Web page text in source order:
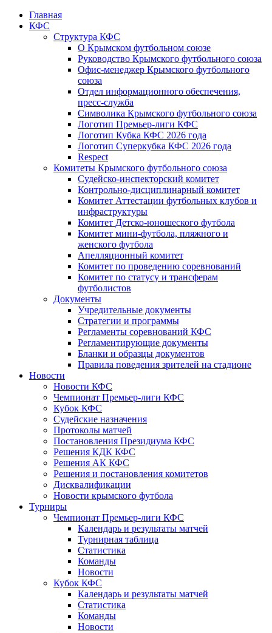
Главная
КФС
Структура КФС
О Крымском футбольном союзе
Руководство Крымского футбольного союза
Офис-менеджер Крымского футбольного
союза
Отдел информационного обеспечения,
пресс-служба
Символика Крымского футбольного союза
Логотип Премьер-лиги КФС
Логотип Кубка КФС 2026 года
Логотип Суперкубка КФС 2026 года
Respect
Комитеты Крымского футбольного союза
Судейско-инспекторский комитет
Контрольно-дисциплинарный комитет
Комитет Аттестации футбольных клубов и
инфраструктуры
Комитет Детско-юношеского футбола
Комитет мини-футбола, пляжного и
женского футбола
Апелляционный комитет
Комитет по проведению соревнований
Комитет по статусу и трансферам
футболистов
Документы
Учредительные документы
Стратегии и программы
Регламенты соревнований КФС
Регламентирующие документы
Бланки и образцы документов
Правила поведения зрителей на стадионе
Новости
Новости КФС
Чемпионат Премьер-лиги КФС
Кубок КФС
Судейские назначения
Протоколы матчей
Постановления Президиума КФС
Решения КДК КФС
Решения АК КФС
Решения и постановления комитетов
Дисквалификации
Новости крымского футбола
Турниры
Чемпионат Премьер-лиги КФС
Календарь и результаты матчей
Турнирная таблица
Статистика
Команды
Новости
Кубок КФС
Календарь и результаты матчей
Статистика
Команды
Новости